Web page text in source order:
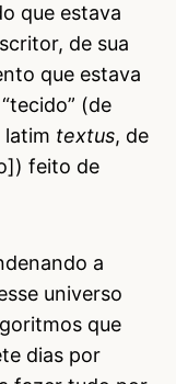
que estava
de sua
que estava
(de
latim textus, de
feito de
a
universo
que
dias por